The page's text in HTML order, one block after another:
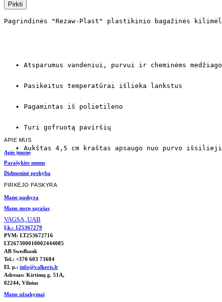
Pirkti
Pagrindinės "Rezaw-Plast" plastikinio bagažinės
Atsparumus vandeniui, purvui ir cheminėms
Pasikeitus temperatūrai išlieka lankstus
Pagamintas iš polietileno
Turi gofruotą paviršių
Aukštas 4,5 cm kraštas apsaugo nuo purvo
APIE MUS
Apie įmonę
Parašykite mums
Didmeninė prekyba
PIRKĖJO PASKYRA
Mano paskyra
Mano norų sąrašas
VAGSA, UAB
Į.k.: 125367279
PVM: LT253672716
LT267300010002444085
AB Swedbank
Tel.: +370 603 73684
El. p.: info@valkeris.lt
Adresas: Kirtimų g. 51A,
02244, Vilnius
Mano užsakymai